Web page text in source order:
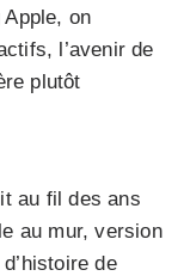
on
l’avenir de
plutôt
au fil des ans
au mur, version
de